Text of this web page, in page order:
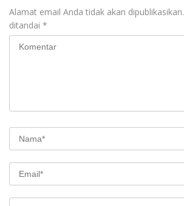
Alamat email Anda tidak akan dipublikasikan.
ditandai *